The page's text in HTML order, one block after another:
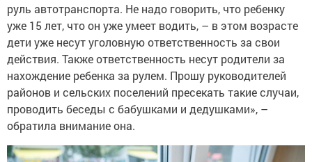
руль автотранспорта. Не надо говорить, что ребенку
уже 15 лет, что он уже умеет водить, – в этом возрасте
дети уже несут уголовную ответственность за свои
действия. Также ответственность несут родители за
нахождение ребенка за рулем. Прошу руководителей
районов и сельских поселений пресекать такие случаи,
проводить беседы с бабушками и дедушками», –
обратила внимание она.